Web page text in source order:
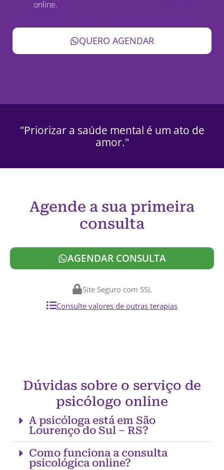
online.
QUERO AGENDAR
"Priorizar a saúde mental é um ato de
amor."
Agende a sua primeira
consulta
AGENDAR CONSULTA
Site Seguro com SSL
Consulte valores de outras terapias
Dúvidas sobre o serviço de
psicólogo online
A psicóloga está em São
Lourenço do Sul – RS?
Como funciona a consulta
psicológica online?